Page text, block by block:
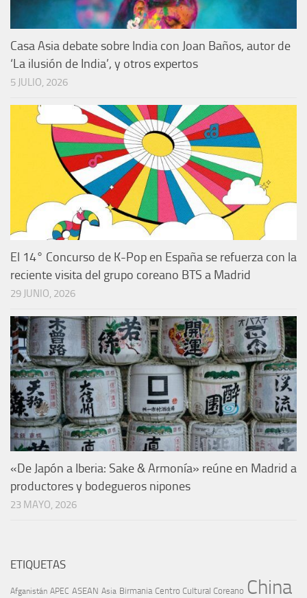
Casa Asia debate sobre India con Joan Baños, autor de
‘La ilusión de India’, y otros expertos
5 JULIO, 2026
El 14° Concurso de K-Pop en España se refuerza con la
reciente visita del grupo coreano BTS a Madrid
29 JUNIO, 2026
«De Japón a Iberia: Sake & Armonía» reúne en Madrid a
productores y bodegueros nipones
23 MAYO, 2026
ETIQUETAS
Afganistán APEC ASEAN Asia Birmania Centro Cultural Coreano China